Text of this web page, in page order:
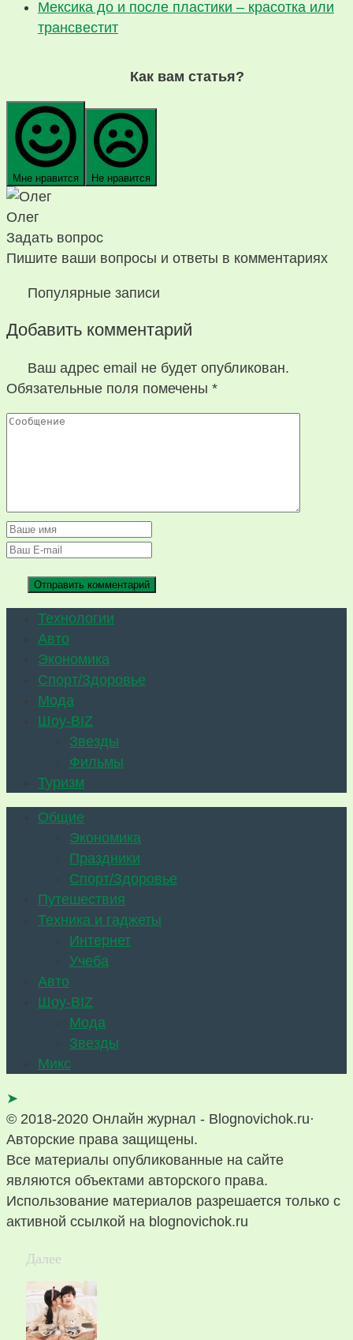
Мексика до и после пластики – красотка или
трансвестит
Как вам статья?
Мне нравится Не нравится
Олег
Задать вопрос
Пишите ваши вопросы и ответы в комментариях
Популярные записи
Добавить комментарий
Ваш адрес email не будет опубликован.
Обязательные поля помечены *
Технологии
Авто
Экономика
Спорт/Здоровье
Мода
Шоу-BIZ
Звезды
Фильмы
Туризм
Общие
Экономика
Праздники
Спорт/Здоровье
Путешествия
Техника и гаджеты
Интернет
Учеба
Авто
Шоу-BIZ
Мода
Звезды
Микс
➤
© 2018-2020 Онлайн журнал - Blognovichok.ru·
Авторские права защищены.
Все материалы опубликованные на сайте
являются объектами авторского права.
Использование материалов разрешается только с
активной ссылкой на blognovichok.ru
Далее